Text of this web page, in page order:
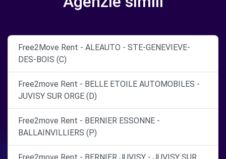
Free2Move Rent - ALEAUTO - STE-GENEVIEVE-
DES-BOIS (C)
Free2move Rent - BELLE ETOILE AUTOMOBILES -
JUVISY SUR ORGE (D)
Free2move Rent - BERNIER ESSONNE -
BALLAINVILLIERS (P)